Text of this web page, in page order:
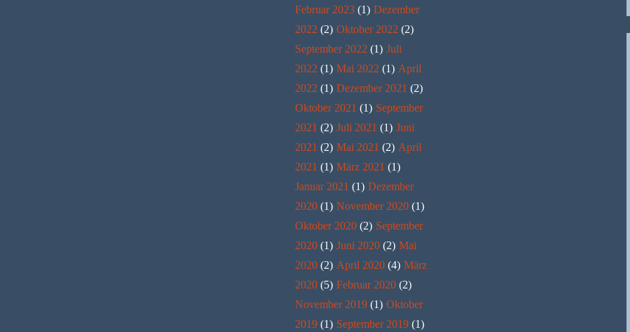
Februar 2023 (1) Dezember
2022 (2) Oktober 2022 (2)
September 2022 (1) Juli
2022 (1) Mai 2022 (1) April
2022 (1) Dezember 2021 (2)
Oktober 2021 (1) September
2021 (2) Juli 2021 (1) Juni
2021 (2) Mai 2021 (2) April
2021 (1) März 2021 (1)
Januar 2021 (1) Dezember
2020 (1) November 2020 (1)
Oktober 2020 (2) September
2020 (1) Juni 2020 (2) Mai
2020 (2) April 2020 (4) März
2020 (5) Februar 2020 (2)
November 2019 (1) Oktober
2019 (1) September 2019 (1)